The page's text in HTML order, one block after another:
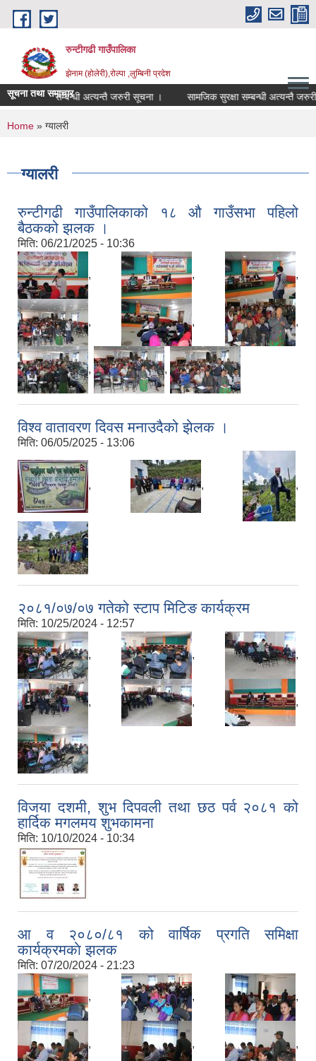
Skip to main content
रुन्टीगढी गाउँपालिका
झेनाम (होलेरी),रोल्पा ,लुम्बिनी प्रदेश
सूचना तथा समाचार
सुरक्षा सम्बन्धी अत्यन्तै जरुरी सूचना । सामजिक सुरक्षा सम्बन्धी अत्यन्तै जरुरी
You are here
Home » ग्यालरी
ग्यालरी
रुन्टीगढी गाउँपालिकाको १८ औ गाउँसभा पहिलो
बैठकको झलक ।
मिति: 06/21/2025 - 10:36
, , ,
, , ,
, ,
विश्व वातावरण दिवस मनाउदैको झेलक ।
मिति: 06/05/2025 - 13:06
, , ,
२०८१/०७/०७ गतेको स्टाप मिटिङ कार्यक्रम
मिति: 10/25/2024 - 12:57
, , ,
, , ,
विजया दशमी, शुभ दिपवली तथा छठ पर्व २०८१ को
हार्दिक मगलमय शुभकामना
मिति: 10/10/2024 - 10:34
आ व २०८०/८१ को वार्षिक प्रगति समिक्षा
कार्यक्रमकाे झलक
मिति: 07/20/2024 - 21:23
, , ,
, , ,